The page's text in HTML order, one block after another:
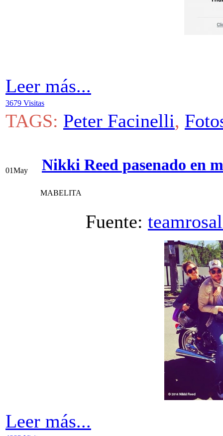
Leer más...
3679 Visitas
TAGS: Peter Facinelli,
01May Nikki Reed pasenado en
MABELITA
Fuente:
Leer más...